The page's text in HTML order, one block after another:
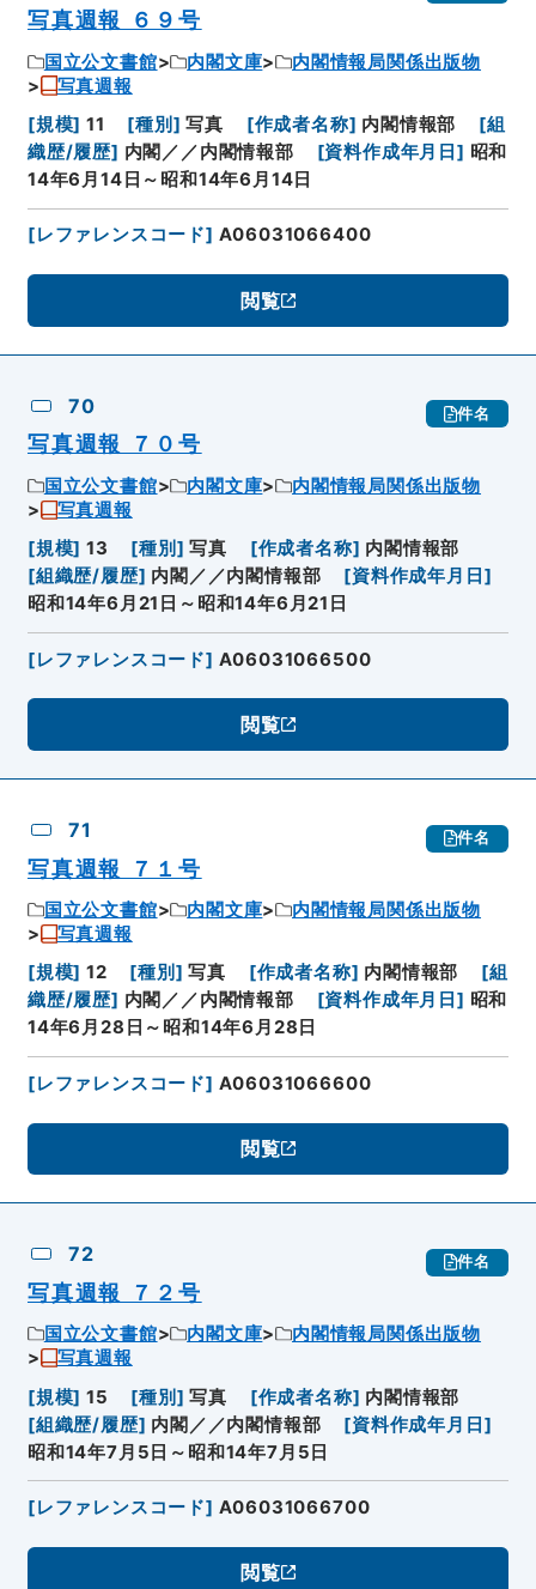
写真週報 ６９号
国立公文書館 内閣文庫
内閣情報局関係出版物
写真週報
[規模] 11 [種別 ] 写真 [作成者名称] 内閣情報部 [組
織歴/履歴] 内閣／／内閣情報部 [資料作成年月日] 昭和
14年6月14日～昭和14年6月14日
[レファレンスコード] A06031066400
閲覧
70 件名
写真週報 ７０号
国立公文書館 内閣文庫
内閣情報局関係出版物
写真週報
[規模] 13 [種別 ] 写真 [作成者名称] 内閣情報部
[組織歴/履歴] 内閣／／内閣情報部 [資料作成年月日 ]
昭和14年6月21日～昭和14年6月21日
[レファレンスコード] A06031066500
閲覧
71 件名
写真週報 ７１号
国立公文書館 内閣文庫
内閣情報局関係出版物
写真週報
[規模] 12 [種別 ] 写真 [作成者名称] 内閣情報部 [組
織歴/履歴] 内閣／／内閣情報部 [資料作成年月日] 昭和
14年6月28日～昭和14年6月28日
[レファレンスコード] A06031066600
閲覧
72 件名
写真週報 ７２号
国立公文書館 内閣文庫
内閣情報局関係出版物
写真週報
[規模] 15 [種別 ] 写真 [作成者名称] 内閣情報部
[組織歴/履歴] 内閣／／内閣情報部 [資料作成年月日 ]
昭和14年7月5日～昭和14年7月5日
[レファレンスコード] A06031066700
閲覧